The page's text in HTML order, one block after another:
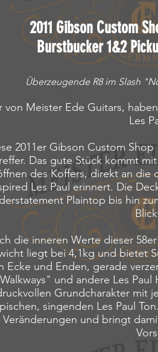
2011 Gibson Custom
Burstbucker 1&2
Überzeugende R8 im Slash
von Meister Ede Guitars,
Les
2011er Gibson Custom Shop
Das gute Stück kommt
des Koffers, direkt an die
Les Paul erinnert. Die
Plaintop bis hin
die inneren Werte dieser
liegt bei 4,1kg und bietet
Ecke und Enden, gerade
Walkways" und andere Les Paul
Grundcharakter mit
singenden Les Paul
Veränderungen und bringt